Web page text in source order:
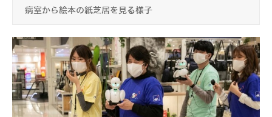
病室から絵本の紙芝居を見る様子